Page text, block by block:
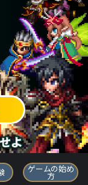
ーローズ
ゲームの始め
方